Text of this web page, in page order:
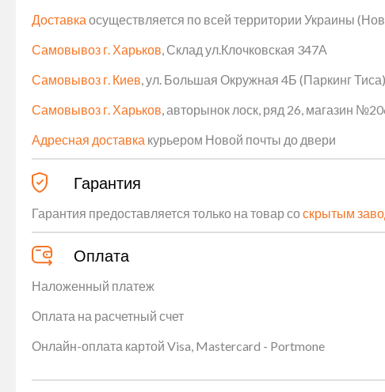
Доставка осуществляется по всей территории Украины
Самовывоз г. Харьков , Склад ул.Клочковская 347А
Самовывоз г. Киев , ул. Большая Окружная 4Б (Паркинг Тиса)
Самовывоз г. Харьков , авторынок лоск, ряд 26, магазин
Адресная доставка курьером Новой почты до двери
Гарантия
Гарантия предоставляется только на товар соскрытым
Оплата
Наложенный платеж
Оплата на расчетный счет
Онлайн-оплата картой Visa, Mastercard - Portmone